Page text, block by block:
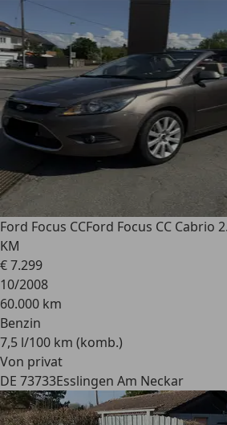
Ford Focus CCFord Focus CC Cabrio
KM
€ 7.299
10/2008
60.000 km
Benzin
7,5 l/100 km (komb.)
Von privat
DE 73733Esslingen Am Neckar